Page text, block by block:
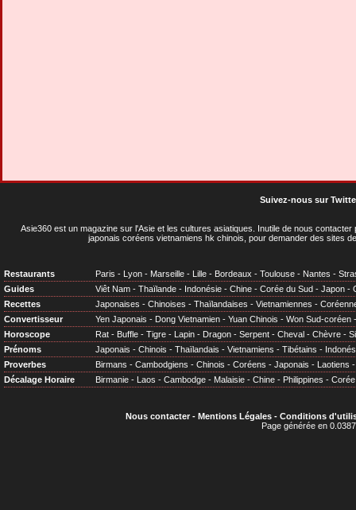
Suivez-nous sur
Asie360 est un magazine sur l'Asie et les cultures asiatiques . Inutile de nous
japonais coréens vietnamiens hk chinois, pour demander des sites
Restaurants Paris - Lyon - Marseille - Lille - Bordeaux - Toulouse - Nantes -
Guides
Viêt Nam - Thaïlande - Indonésie - Chine - Corée du Sud - Japon -
Recettes
Japonaises - Chinoises - Thaïlandaises - Vietnamiennes -
Convertisseur
Yen Japonais - Dong Vietnamien - Yuan Chinois - Won Sud-coréen
Horoscope
Rat - Buffle - Tigre - Lapin - Dragon - Serpent - Cheval - Chèvre -
Prénoms
Japonais - Chinois - Thaïlandais - Vietnamiens - Tibétains -
Proverbes
Birmans - Cambodgiens - Chinois - Coréens - Japonais - Laotiens
Décalage Horaire
Birmanie - Laos - Cambodge - Malaisie - Chine - Philippines - Corée
Nous contacter- Mentions Légales- Conditions
Page générée en